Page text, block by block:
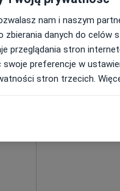
nam i naszym
zbierania danych do
przeglądania stron
preferencje w
stron trzecich.